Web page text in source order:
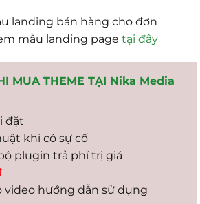
landing bán hàng cho đơn
mẫu landing pagetại đây
MUA THEME TẠI Nika Media
đặt
khi có sự cố
plugin trả phí trị giá
video hướng dẫn sử dụng